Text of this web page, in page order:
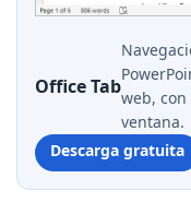
Office Tabweb,
ventana.
Descarga gratuita